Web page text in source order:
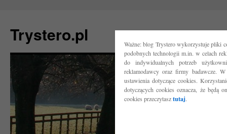
Ważne: blog Trystero wykorzystuje pliki
podobnych technologii m.in. w celach
do indywidualnych potrzeb
reklamodawcy oraz firmy badawcze.
ustawienia dotyczące cookies.
dotyczących cookies oznacza, że będą
cookies przeczytasztutaj.
Trystero.pl